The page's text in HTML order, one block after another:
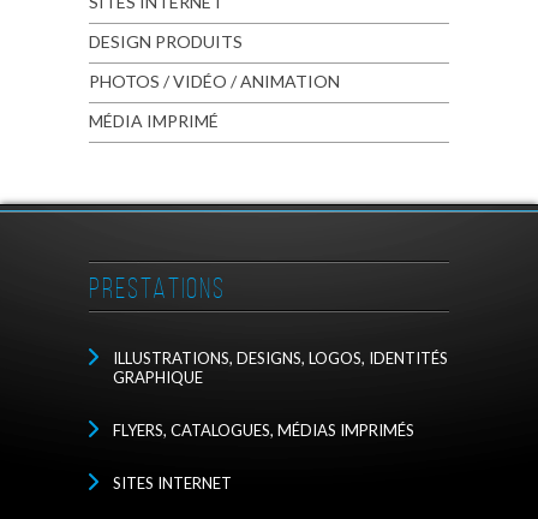
DESIGN PRODUITS
PHOTOS / VIDÉO / ANIMATION
MÉDIA IMPRIMÉ
PRESTATIONS
ILLUSTRATIONS, DESIGNS, LOGOS, IDENTITÉS
GRAPHIQUE
FLYERS, CATALOGUES, MÉDIAS IMPRIMÉS
SITES INTERNET